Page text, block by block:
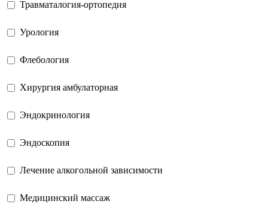
Травматалогия-ортопедия
Урология
Флебология
Хирургия амбулаторная
Эндокринология
Эндоскопия
Лечение алкогольной зависимости
Медицинский массаж